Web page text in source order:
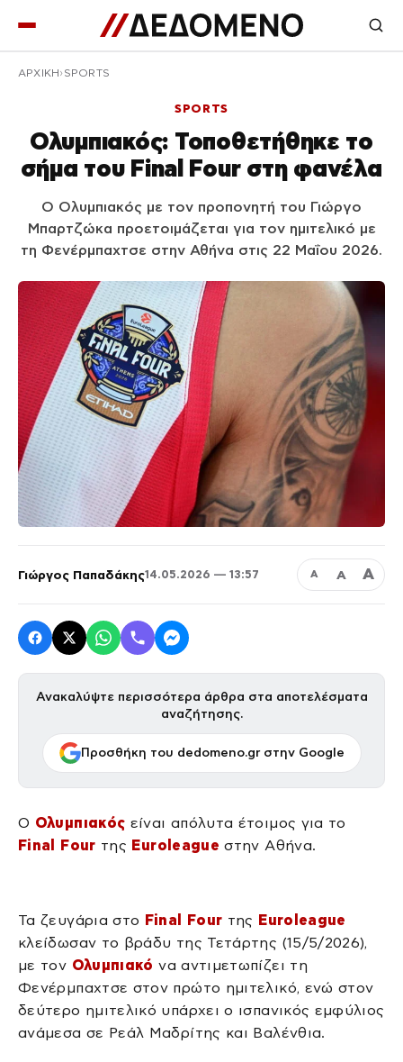
ΑΡΧΙΚΉ SPORTS
SPORTS
Ολυμπιακός: Τοποθετήθηκε το
σήμα του Final Four στη φανέλα
Ο Ολυμπιακός με τον προπονητή του Γιώργο
Μπαρτζώκα προετοιμάζεται για τον ημιτελικό με
τη Φενέρμπαχτσε στην Αθήνα στις 22 Μαΐου 2026.
Γιώργος Παπαδάκης14.05.2026 — 13:57 Α Α Α
Ανακαλύψτε περισσότερα άρθρα στα αποτελέσματα
αναζήτησης.
Προσθήκη του dedomeno.gr στην Google
Ο Ολυμπιακός είναι απόλυτα έτοιμος για το
Final Four της Euroleague στην Αθήνα.
Τα ζευγάρια στο Final Four της Euroleague
κλείδωσαν το βράδυ της Τετάρτης (15/5/2026),
με τον Ολυμπιακό να αντιμετωπίζει τη
Φενέρμπαχτσε στον πρώτο ημιτελικό, ενώ στον
δεύτερο ημιτελικό υπάρχει ο ισπανικός εμφύλιος
ανάμεσα σε Ρεάλ Μαδρίτης και Βαλένθια.